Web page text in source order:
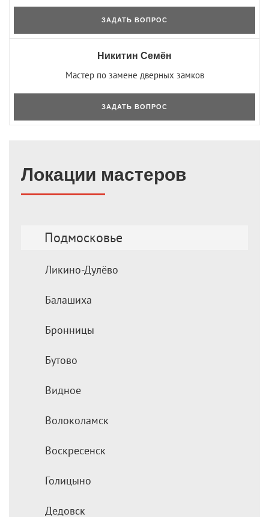
ЗАДАТЬ ВОПРОС
Никитин Семён
Мастер по замене дверных замков
ЗАДАТЬ ВОПРОС
Локации мастеров
Подмосковье
Ликино-Дулёво
Балашиха
Бронницы
Бутово
Видное
Волоколамск
Воскресенск
Голицыно
Дедовск